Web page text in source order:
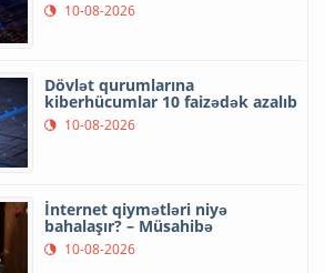
10-08-2026
Dövlət qurumlarına
kiberhücumlar 10 faizədək azalıb
10-08-2026
İnternet qiymətləri niyə
bahalaşır? – Müsahibə
10-08-2026